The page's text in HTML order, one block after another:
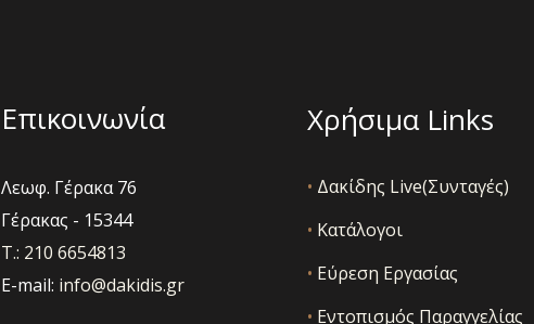
Επικοινωνία
Λεωφ. Γέρακα 76
Γέρακας - 15344
Τ.: 210 6654813
E-mail: info@dakidis.gr
Χρήσιμα Links
• Δακίδης Live(Συνταγές)
• Κατάλογοι
• Εύρεση Εργασίας
• Εντοπισμός Παραγγελίας